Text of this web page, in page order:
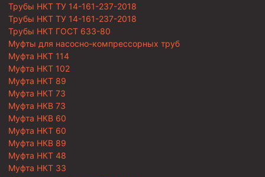
Трубы НКТ ТУ 14-161-237-2018
Трубы НКТ ТУ 14-161-237-2018
Трубы НКТ ГОСТ 633-80
Муфты для насосно-компрессорных труб
Муфта НКТ 114
Муфта НКТ 102
Муфта НКТ 89
Муфта НКТ 73
Муфта НКВ 73
Муфта НКВ 60
Муфта НКТ 60
Муфта НКВ 89
Муфта НКТ 48
Муфта НКТ 33